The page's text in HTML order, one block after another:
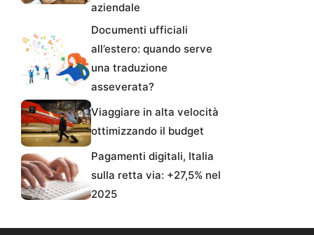
aziendale
Documenti ufficiali
all’estero: quando serve
una traduzione
asseverata?
Viaggiare in alta velocità
ottimizzando il budget
Pagamenti digitali, Italia
sulla retta via: +27,5% nel
2025